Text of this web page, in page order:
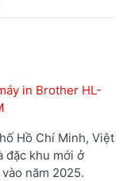
in Brother HL-
Hồ Chí Minh, Việt
đặc khu mới ở
năm 2025.